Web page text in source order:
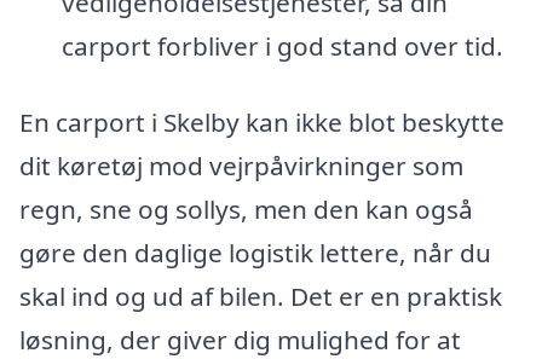
carport forbliver i god stand over tid.
En carport i Skelby kan ikke blot beskytte
dit køretøj mod vejrpåvirkninger som
regn, sne og sollys, men den kan også
gøre den daglige logistik lettere, når du
skal ind og ud af bilen. Det er en praktisk
løsning, der giver dig mulighed for at